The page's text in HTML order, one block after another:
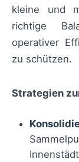
kleine und
richtige
operativer
zu schützen.
Strategien